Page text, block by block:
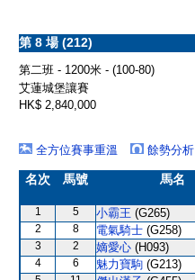
第 8 場 (212)
第二班 - 1200米 - (100-80)
艾蓮城堡讓賽
HK$ 2,840,000
全方位賽事重溫
餘勢分析
名次 馬號 馬名
1 5 小霸王 (G265)
2 8 電氣騎士 (G258)
3 2 嫡愛心 (H093)
4 6 魅力寶駒 (G213)